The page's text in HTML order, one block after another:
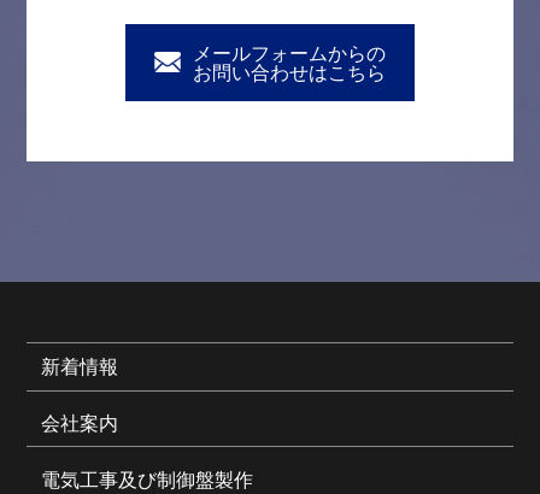
メールフォームからの
お問い合わせはこちら
新着情報
会社案内
電気工事及び制御盤製作